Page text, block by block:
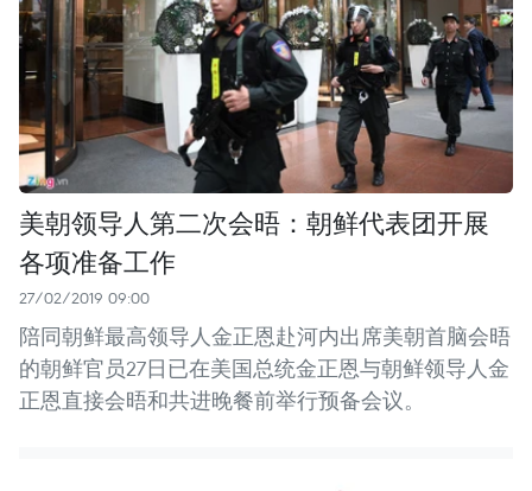
美朝领导人第二次会晤：朝鲜代表团开展
各项准备工作
27/02/2019 09:00
陪同朝鲜最高领导人金正恩赴河内出席美朝首脑会晤
的朝鲜官员27日已在美国总统金正恩与朝鲜领导人金
正恩直接会晤和共进晚餐前举行预备会议。